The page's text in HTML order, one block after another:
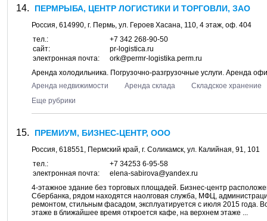
ПЕРМРЫБА, ЦЕНТР ЛОГИСТИКИ И ТОРГОВЛИ, ЗАО
Россия, 614990, г. Пермь, ул. Героев Хасана, 110, 4 этаж, оф. 404
тел.:
+7 342 268-90-50
сайт:
pr-logistica.ru
электронная почта:
ork@permr-logistika.perm.ru
Аренда холодильника. Погрузочно-разгрузочные услуги. Аренда
Аренда недвижимости
Аренда склада
Складское хранение
Еще рубрики
ПРЕМИУМ, БИЗНЕС-ЦЕНТР, ООО
Россия, 618551, Пермский край, г. Соликамск, ул. Калийная, 91, 101
тел.:
+7 34253 6-95-58
электронная почта:
elena-sabirova@yandex.ru
4-этажное здание без торговых площадей. Бизнес-центр
Сбербанка, рядом находятся наолговая служба, МФЦ,
ремонтом, стильным фасадом, эксплуатируется с июля 2015
этаже в ближайшее время откроется кафе, на верхнем этаже ...